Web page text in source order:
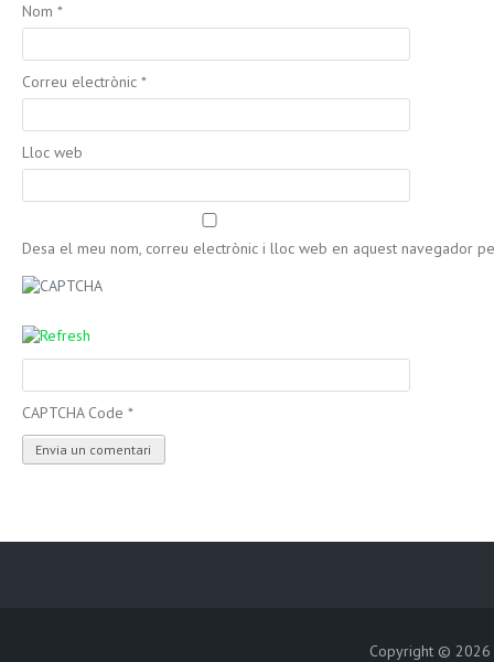
Nom *
Correu electrònic *
Lloc web
Desa el meu nom, correu electrònic i lloc web en aquest navegador
CAPTCHA Code *
Copyright © 2026